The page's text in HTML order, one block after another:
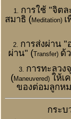
1. การใช้ "จิต
สมาธิ (Meditation)
2. การส่งผ่าน
ผ่าน" (Transfer) ด้
3. การทะลว
(Maneuvered) ให้เ
ของต่อมลูกห
กระบ